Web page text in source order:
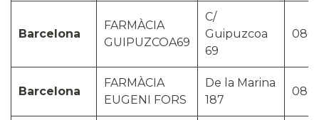
Barcelona
FARMÀCIA
GUIPUZCOA69
C/
Guipuzcoa
69
Barcelona
FARMÀCIA
EUGENI FORS
De la Marina
187